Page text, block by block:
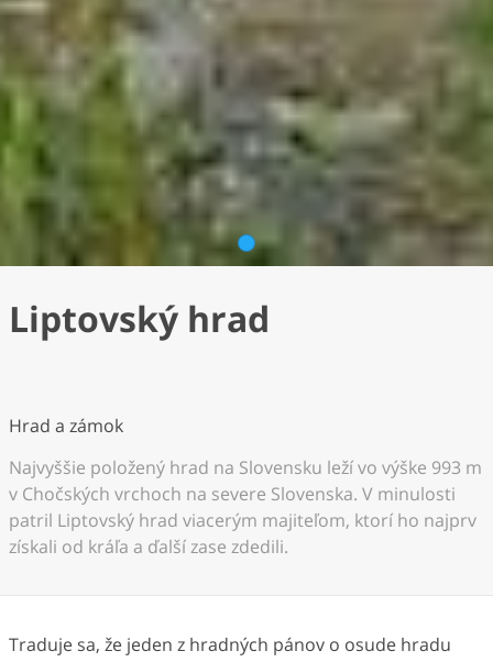
1
Liptovský hrad
Hrad a zámok
Najvyššie položený hrad na Slovensku leží vo výške 993 m
v Chočských vrchoch na severe Slovenska. V minulosti
patril Liptovský hrad viacerým majiteľom, ktorí ho najprv
získali od kráľa a ďalší zase zdedili.
Traduje sa, že jeden z hradných pánov o osude hradu